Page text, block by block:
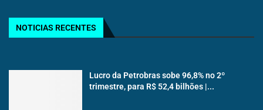
NOTICIAS RECENTES
Lucro da Petrobras sobe 96,8% no 2º
trimestre, para R$ 52,4 bilhões |...